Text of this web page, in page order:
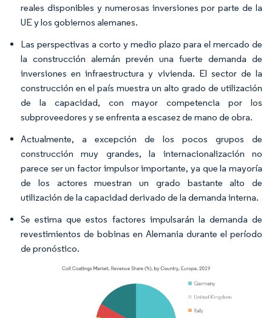
reales disponibles y numerosas inversiones por parte de la
UE y los gobiernos alemanes.
Las perspectivas a corto y medio plazo para el mercado de
la construcción alemán prevén una fuerte demanda de
inversiones en infraestructura y vivienda. El sector de la
construcción en el país muestra un alto grado de utilización
de la capacidad, con mayor competencia por los
subproveedores y se enfrenta a escasez de mano de obra.
Actualmente, a excepción de los pocos grupos de
construcción muy grandes, la internacionalización no
parece ser un factor impulsor importante, ya que la mayoría
de los actores muestran un grado bastante alto de
utilización de la capacidad derivado de la demanda interna.
Se estima que estos factores impulsarán la demanda de
revestimientos de bobinas en Alemania durante el período
de pronóstico.